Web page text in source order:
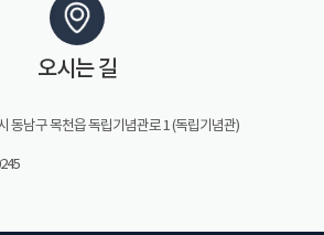
오시는 길
동남구 목천읍 독립기념관로 1 (독립기념관)